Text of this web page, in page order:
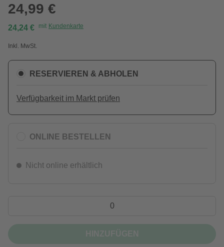
24,99 €
24,24 € mit Kundenkarte
Inkl. MwSt.
RESERVIEREN & ABHOLEN
Verfügbarkeit im Markt prüfen
ONLINE BESTELLEN
Nicht online erhältlich